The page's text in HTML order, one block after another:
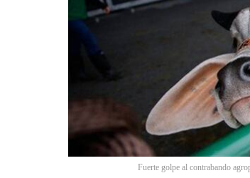
Fuerte golpe al contrabando